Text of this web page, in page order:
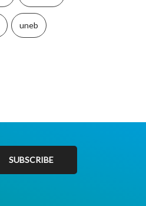
uneb